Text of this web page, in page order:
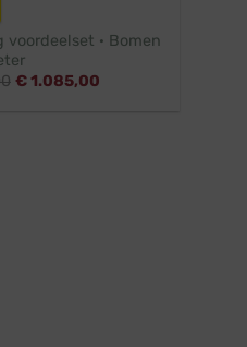
· Bomen
€1.085,00